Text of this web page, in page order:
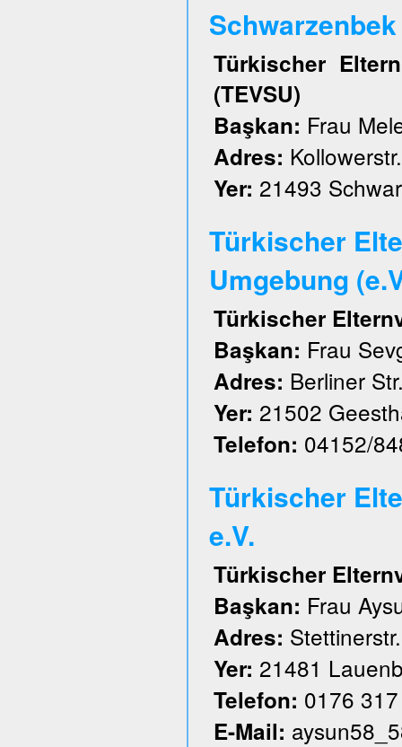
Türkischer
(TEVSU)
Başkan: Frau
Adres:
Yer: 21493
Türkischer
Umgebung
Türkischer
Başkan: Frau
Adres: Berliner
Yer: 21502
Telefon: 04152/
Türkischer
e.V.
Türkischer
Başkan: Frau
Adres:
Yer: 21481
Telefon: 0176
E-Mail: